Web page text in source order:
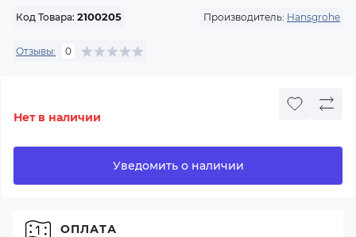
Код Товара: 2100205 Производитель: Hansgrohe
Отзывы: 0
Нет в наличии
Уведомить о наличии
ОПЛАТА